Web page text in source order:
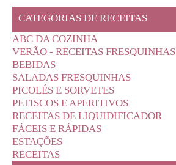
CATEGORIAS DE RECEITAS
ABC DA COZINHA
VERÃO - RECEITAS FRESQUINHAS
BEBIDAS
SALADAS FRESQUINHAS
PICOLÉS E SORVETES
PETISCOS E APERITIVOS
RECEITAS DE LIQUIDIFICADOR
FÁCEIS E RÁPIDAS
ESTAÇÕES
RECEITAS